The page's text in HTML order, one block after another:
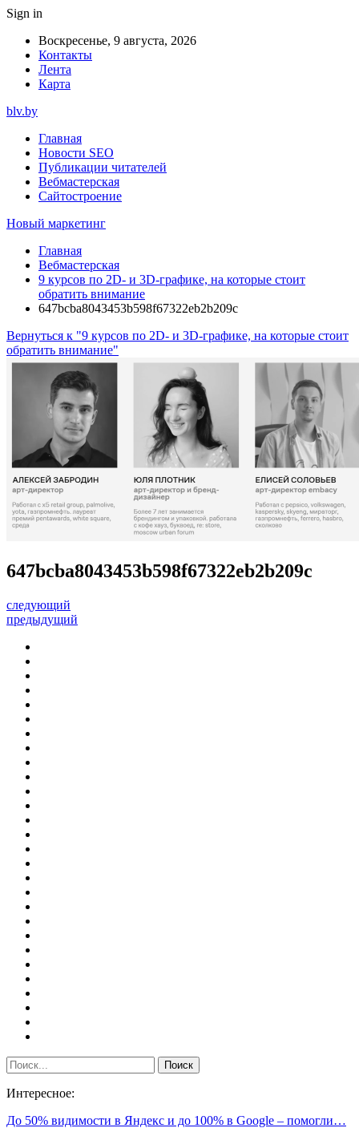
Sign in
Воскресенье, 9 августа, 2026
Контакты
Лента
Карта
blv.by
Главная
Новости SEO
Публикации читателей
Вебмастерская
Сайтостроение
Новый маркетинг
Главная
Вебмастерская
9 курсов по 2D- и 3D-графике, на которые стоит
обратить внимание
647bcba8043453b598f67322eb2b209c
Вернуться к "9 курсов по 2D- и 3D-графике, на которые стоит
обратить внимание"
647bcba8043453b598f67322eb2b209c
следующий
предыдущий
Интересное:
До 50% видимости в Яндекс и до 100% в Google – помогли…